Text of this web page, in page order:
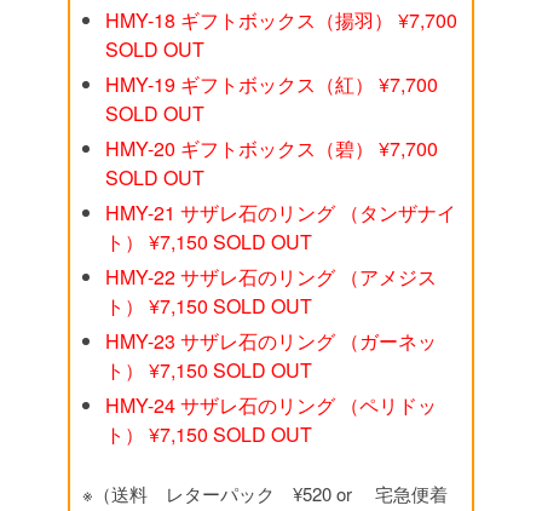
HMY-18 ギフトボックス（揚羽） ¥7,700
SOLD OUT
HMY-19 ギフトボックス（紅） ¥7,700
SOLD OUT
HMY-20 ギフトボックス（碧） ¥7,700
SOLD OUT
HMY-21 サザレ石のリング （タンザナイ
ト） ¥7,150 SOLD OUT
HMY-22 サザレ石のリング （アメジス
ト） ¥7,150 SOLD OUT
HMY-23 サザレ石のリング （ガーネッ
ト） ¥7,150 SOLD OUT
HMY-24 サザレ石のリング （ペリドッ
ト） ¥7,150 SOLD OUT
※（送料 レターパック ¥520 or 宅急便着